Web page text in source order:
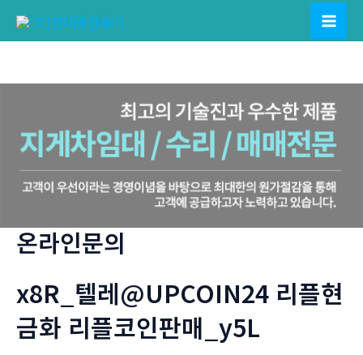
Main
온라인문의
x8R_텔레@UPCOIN24 리플현
금화 리플코인판매_y5L